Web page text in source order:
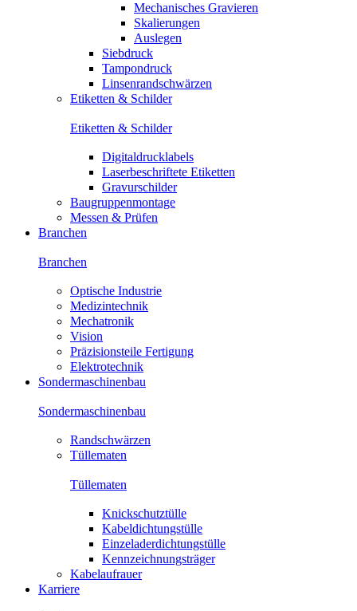
Mechanisches Gravieren
Skalierungen
Auslegen
Siebdruck
Tampondruck
Linsenrandschwärzen
Etiketten & Schilder
Etiketten & Schilder
Digitaldrucklabels
Laserbeschriftete Etiketten
Gravurschilder
Baugruppenmontage
Messen & Prüfen
Branchen
Branchen
Optische Industrie
Medizintechnik
Mechatronik
Vision
Präzisionsteile Fertigung
Elektrotechnik
Sondermaschinenbau
Sondermaschinenbau
Randschwärzen
Tüllematen
Tüllematen
Knickschutztülle
Kabeldichtungstülle
Einzeladerdichtungstülle
Kennzeichnungsträger
Kabelaufrauer
Karriere